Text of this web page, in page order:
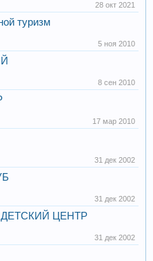
28 окт 2021
туризм
5 ноя 2010
8 сен 2010
17 мар 2010
31 дек 2002
31 дек 2002
ЦЕНТР
31 дек 2002